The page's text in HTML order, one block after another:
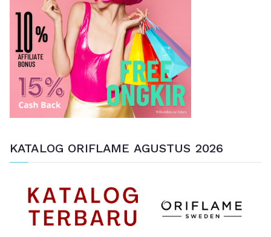
KATALOG ORIFLAME AGUSTUS 2026